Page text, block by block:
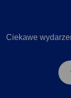
Ciekawe